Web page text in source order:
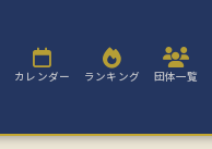
カレンダー ランキング 団体一覧